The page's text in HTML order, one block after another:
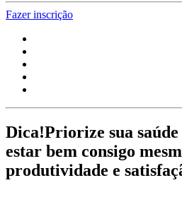
Fazer inscrição
Dica!Priorize sua
estar bem consigo
produtividade e